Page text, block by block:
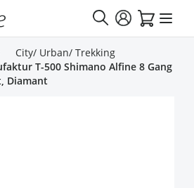
City/ Urban/ Trekking
T-500 Shimano Alfine 8 Gang
Diamant